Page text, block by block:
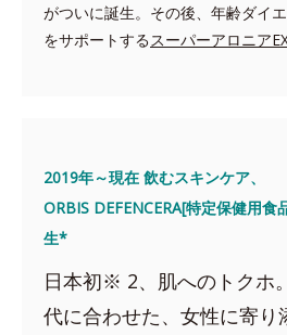
がついに誕生。その後、年齢ダイ
をサポートするスーパーアロニア
2019年～現在 飲むスキンケア、
ORBIS DEFENCERA[特定保健用食
生*
日本初※ 2、肌へのトクホ
代に合わせた、女性に寄り